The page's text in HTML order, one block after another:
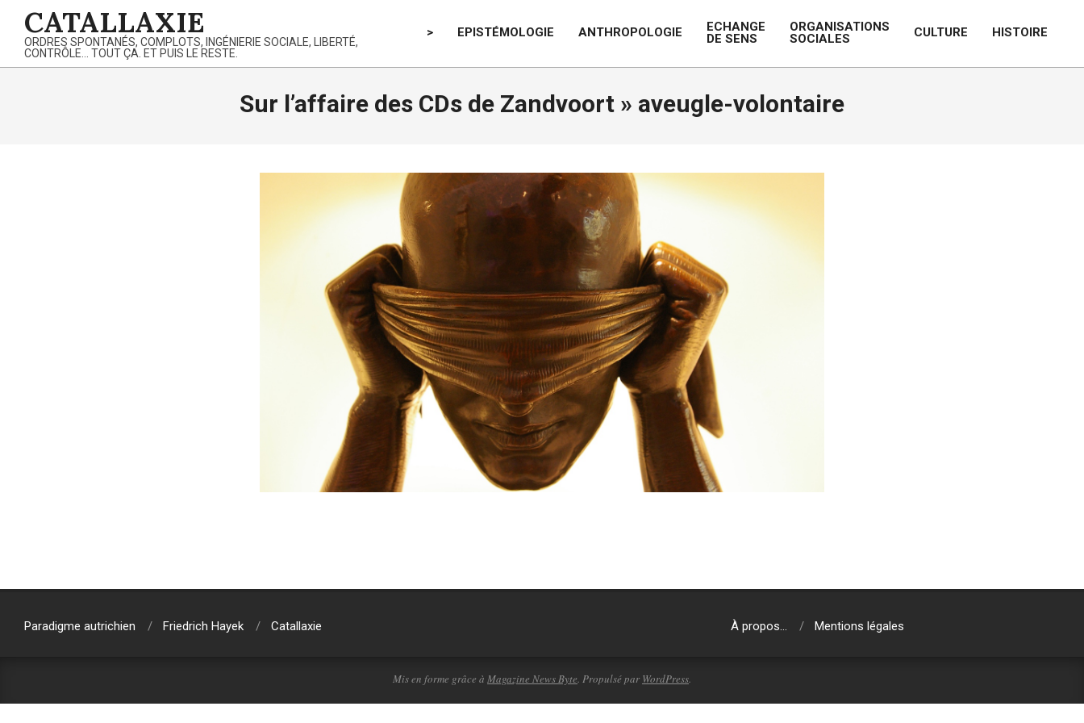
content
CATALLAXIE
ORDRES SPONTANÉS, COMPLOTS, INGÉNIERIE SOCIALE, LIBERTÉ,
CONTRÔLE… TOUT ÇA. ET PUIS LE RESTE.
> EPISTÉMOLOGIE ANTHROPOLOGIE
ECHANGE
DE SENS
ORGANISATIONS
SOCIALES
CULTURE HISTOIRE
Sur l’affaire des CDs de Zandvoort » aveugle-volontaire
Paradigme autrichien
Friedrich Hayek Catallaxie À propos… Mentions légales
Mis en forme grâce à Magazine News Byte. Propulsé par WordPress.